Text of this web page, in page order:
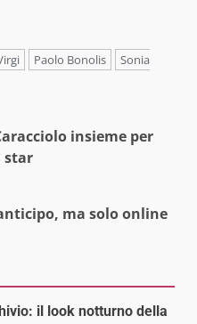
Paolo Bonolis
Sonia
insieme per
star
ma solo online
il look notturno della